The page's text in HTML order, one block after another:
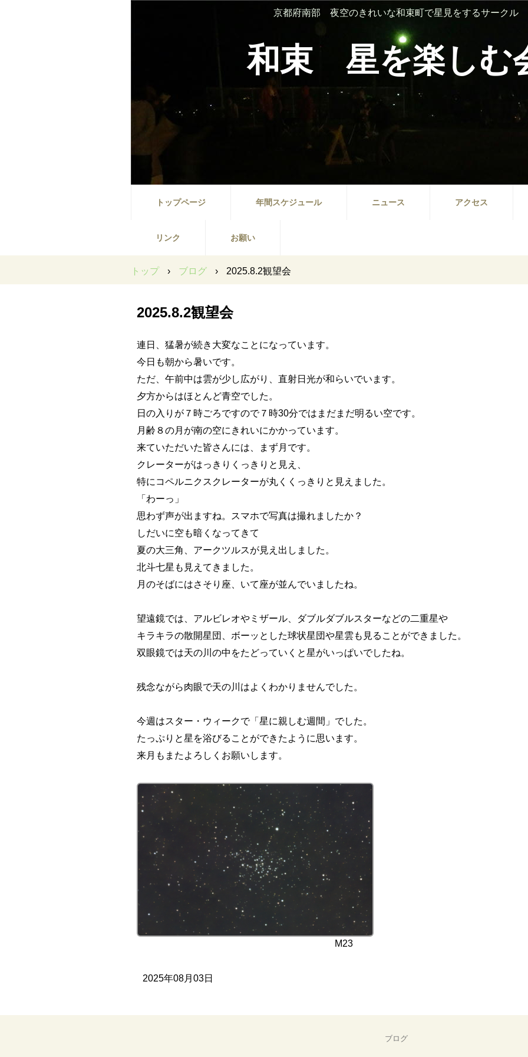
和束 星を楽しむ
京都府南部 夜空のきれいな和束町で星見をするサークル
トップページ 年間スケジュール ニュース アクセス
リンク お願い
トップ › ブログ › 2025.8.2観望会
2025.8.2観望会
連日、猛暑が続き大変なことになっています。
今日も朝から暑いです。
ただ、午前中は雲が少し広がり、直射日光が和らいでいます。
夕方からはほとんど青空でした。
日の入りが７時ごろですので７時30分ではまだまだ明るい空です。
月齢８の月が南の空にきれいにかかっています。
来ていただいた皆さんには、まず月です。
クレーターがはっきりくっきりと見え、
特にコペルニクスクレーターが丸くくっきりと見えました。
「わーっ」
思わず声が出ますね。スマホで写真は撮れましたか？
しだいに空も暗くなってきて
夏の大三角、アークツルスが見え出しました。
北斗七星も見えてきました。
月のそばにはさそり座、いて座が並んでいましたね。
望遠鏡では、アルビレオやミザール、ダブルダブルスターなどの二重星や
キラキラの散開星団、ボーッとした球状星団や星雲も見ることができました。
双眼鏡では天の川の中をたどっていくと星がいっぱいでしたね。
残念ながら肉眼で天の川はよくわかりませんでした。
今週はスター・ウィークで「星に親しむ週間」でした。
たっぷりと星を浴びることができたように思います。
来月もまたよろしくお願いします。
M23
2025年08月03日
ブログ